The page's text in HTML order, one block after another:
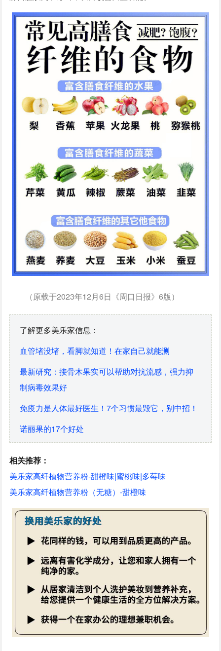
（原载于2023年12月6日《周口日报》6版）
了解更多美乐家信息：
血管堵没堵，看脚就知道！在家自己就能测
最新研究：接骨木果实可以帮助对抗流感，强力抑
制病毒效果好
免疫力是人体最好医生！7个习惯最毁它，别中招！
诺丽果的17个好处
相关推荐：
美乐家高纤植物营养粉-甜橙味|蜜桃味|多莓味
美乐家高纤植物营养粉（无糖）-甜橙味